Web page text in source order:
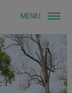
MENIU